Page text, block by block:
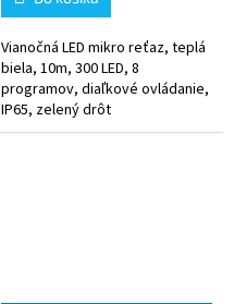
Vianočná LED mikro reťaz, teplá
biela, 10m, 300 LED, 8
programov, diaľkové ovládanie,
IP65, zelený drôt